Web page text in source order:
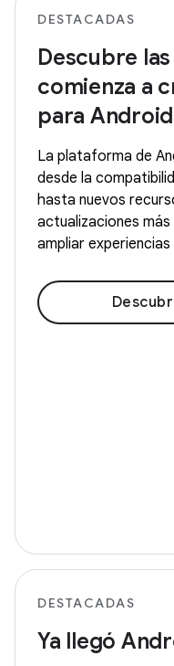
DESTACADAS
Descubre
comienza a
para Android
La plataforma de
desde la
hasta nuevos
actualizaciones
ampliar
DESTACADAS
Ya llegó